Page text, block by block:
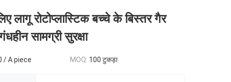
लागू रोटोप्लास्टिक बच्चे के बिस्तर गैर
सामग्री सुरक्षा
/ A piece MOQ: 100 टुकड़ा